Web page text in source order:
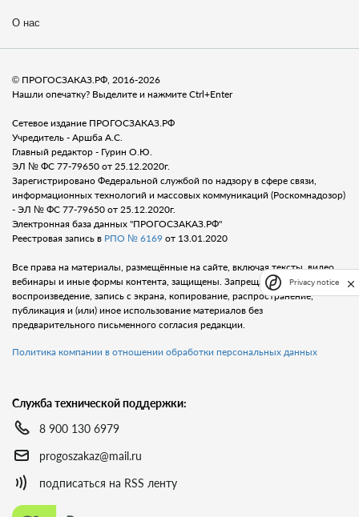
О нас
© ПРОГОСЗАКАЗ.РФ, 2016-2026
Нашли опечатку? Выделите и нажмите Ctrl+Enter
Сетевое издание ПРОГОСЗАКАЗ.РФ
Учредитель - Аршба А.С.
Главный редактор - Гурин О.Ю.
ЭЛ № ФС 77-79650 от 25.12.2020г.
Зарегистрировано Федеральной службой по надзору в сфере связи,
информационных технологий и массовых коммуникаций (Роскомнадозор)
- ЭЛ № ФС 77-79650 от 25.12.2020г.
Электронная база данных "ПРОГОСЗАКАЗ.РФ"
Реестровая запись в РПО № 6169 от 13.01.2020
Все права на материалы, размещённые на сайте, включая тексты, видео,
вебинары и иные формы контента, защищены. Запрещается любое
воспроизведение, запись с экрана, копирование, распространение,
публикация и (или) иное использование материалов без
предварительного письменного согласия редакции.
Политика компании в отношении обработки персональных данных
Служба технической поддержки:
8 900 130 6979
progoszakaz@mail.ru
подписаться на RSS ленту
Privacy notice